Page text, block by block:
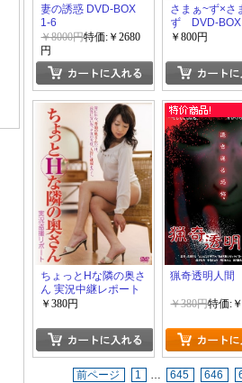
妻の誘惑 DVD-BOX
1-6
￥8000円特価:￥2680
円
さまぁ~ず×さ
ず DVD-
Vol.8+Vol.9＋
￥800円
ちょっとHな隣の奥さ
ん 実況中継レポート
￥380円
猟奇透明人間
￥380円特価:
前ページ 1 … 645 646